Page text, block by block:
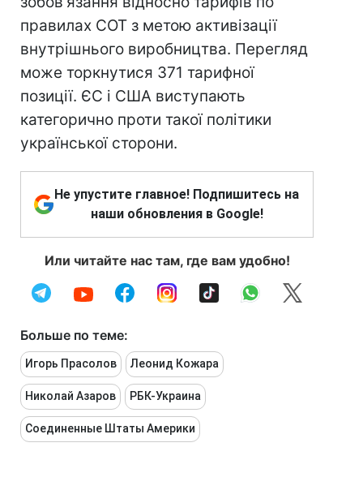
правилах СОТ з метою активізації
внутрішнього виробництва. Перегляд
може торкнутися 371 тарифної
позиції. ЄС і США виступають
категорично проти такої політики
української сторони.
Не упустите главное! Подпишитесь на
наши обновления в Google!
Или читайте нас там, где вам удобно!
Больше по теме:
Игорь Прасолов Леонид Кожара
Николай Азаров РБК-Украина
Соединенные Штаты Америки